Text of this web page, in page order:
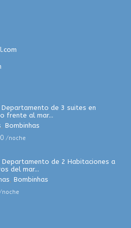
de 3 suites en
frente al mar...
, Bombinhas
/noche
Departamento de 2 Habitaciones a
del mar...
Bombinhas